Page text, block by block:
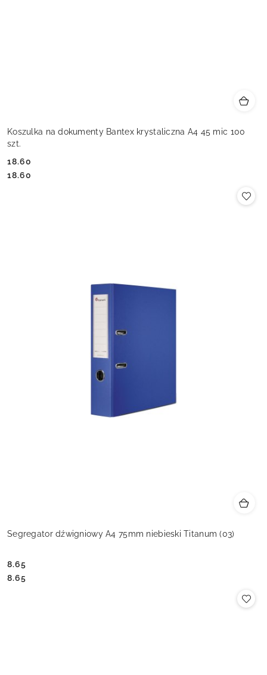
Koszulka na dokumenty Bantex krystaliczna A4 45 mic 100
szt.
Cena:
18.60
Cena:
18.60
Segregator dźwigniowy A4 75mm niebieski Titanum (03)
Cena:
8.65
Cena:
8.65